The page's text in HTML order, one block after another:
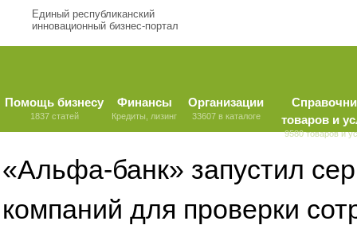
Единый республиканский
инновационный бизнес-портал
Помощь бизнесу
1837 статей
Финансы
Кредиты, лизинг
Организации
33607 в каталоге
товаров и
9580 товаров и
«Альфа-банк» запустил
компаний для проверки